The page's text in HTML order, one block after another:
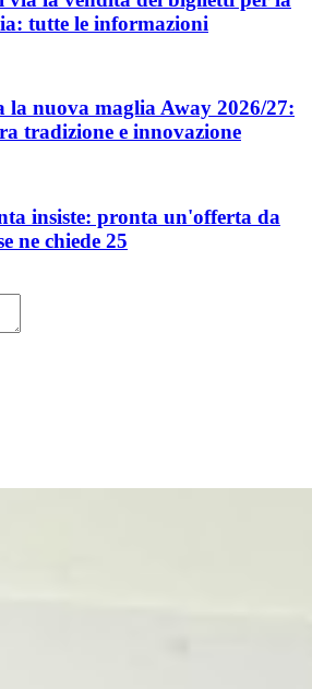
tutte le informazioni
la nuova maglia Away 2026/27:
tradizione e innovazione
insiste: pronta un'offerta da
ne chiede 25